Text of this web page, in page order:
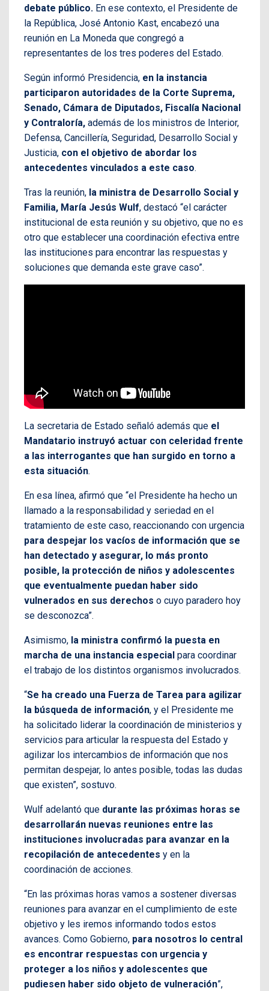
debate público. En ese contexto, el Presidente de
la República, José Antonio Kast, encabezó una
reunión en La Moneda que congregó a
representantes de los tres poderes del Estado.
Según informó Presidencia, en la instancia
participaron autoridades de la Corte Suprema,
Senado, Cámara de Diputados, Fiscalía Nacional
y Contraloría, además de los ministros de Interior,
Defensa, Cancillería, Seguridad, Desarrollo Social y
Justicia, con el objetivo de abordar los
antecedentes vinculados a este caso.
Tras la reunión, la ministra de Desarrollo Social y
Familia, María Jesús Wulf, destacó “el carácter
institucional de esta reunión y su objetivo, que no es
otro que establecer una coordinación efectiva entre
las instituciones para encontrar las respuestas y
soluciones que demanda este grave caso”.
La secretaria de Estado señaló además que el
Mandatario instruyó actuar con celeridad frente
a las interrogantes que han surgido en torno a
esta situación.
En esa línea, afirmó que “el Presidente ha hecho un
llamado a la responsabilidad y seriedad en el
tratamiento de este caso, reaccionando con urgencia
para despejar los vacíos de información que se
han detectado y asegurar, lo más pronto
posible, la protección de niños y adolescentes
que eventualmente puedan haber sido
vulnerados en sus derechos o cuyo paradero hoy
se desconozca”.
Asimismo, la ministra confirmó la puesta en
marcha de una instancia especial para coordinar
el trabajo de los distintos organismos involucrados.
“Se ha creado una Fuerza de Tarea para agilizar
la búsqueda de información, y el Presidente me
ha solicitado liderar la coordinación de ministerios y
servicios para articular la respuesta del Estado y
agilizar los intercambios de información que nos
permitan despejar, lo antes posible, todas las dudas
que existen”, sostuvo.
Wulf adelantó que durante las próximas horas se
desarrollarán nuevas reuniones entre las
instituciones involucradas para avanzar en la
recopilación de antecedentes y en la
coordinación de acciones.
“En las próximas horas vamos a sostener diversas
reuniones para avanzar en el cumplimiento de este
objetivo y les iremos informando todos estos
avances. Como Gobierno, para nosotros lo central
es encontrar respuestas con urgencia y
proteger a los niños y adolescentes que
pudiesen haber sido objeto de vulneración”,